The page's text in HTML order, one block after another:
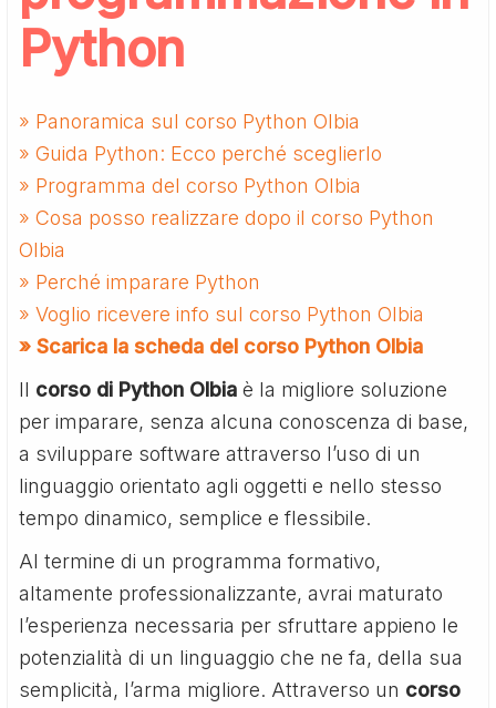
Python
» Panoramica sul corso Python Olbia
» Guida Python: Ecco perché sceglierlo
» Programma del corso Python Olbia
» Cosa posso realizzare dopo il corso Python
Olbia
» Perché imparare Python
» Voglio ricevere info sul corso Python Olbia
» Scarica la scheda del corso Python Olbia
Il corso di Python Olbia è la migliore soluzione
per imparare, senza alcuna conoscenza di base,
a sviluppare software attraverso l’uso di un
linguaggio orientato agli oggetti e nello stesso
tempo dinamico, semplice e flessibile.
Al termine di un programma formativo,
altamente professionalizzante, avrai maturato
l’esperienza necessaria per sfruttare appieno le
potenzialità di un linguaggio che ne fa, della sua
semplicità, l’arma migliore. Attraverso un corso